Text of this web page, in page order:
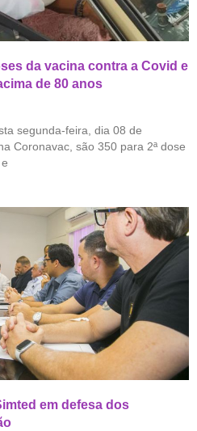
da vacina contra a Covid e
de 80 anos
segunda-feira, dia 08 de
Coronavac, são 350 para 2ª dose
em defesa dos